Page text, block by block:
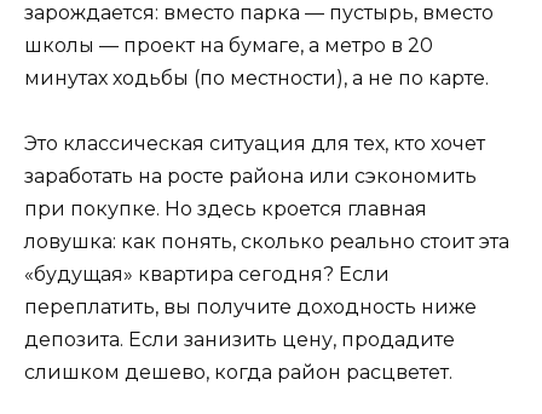
зарождается: вместо парка — пустырь, вместо
школы — проект на бумаге, а метро в 20
минутах ходьбы (по местности), а не по карте.
Это классическая ситуация для тех, кто хочет
заработать на росте района или сэкономить
при покупке. Но здесь кроется главная
ловушка: как понять, сколько реально стоит эта
«будущая» квартира сегодня? Если
переплатить, вы получите доходность ниже
депозита. Если занизить цену, продадите
слишком дешево, когда район расцветет.